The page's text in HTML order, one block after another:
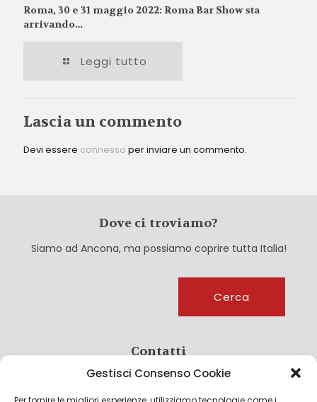
Gestisci Consenso Cookie
Roma, 30 e 31 maggio 2022: Roma Bar Show sta
arrivando…
Leggi tutto
Lascia un commento
Devi essere connesso per inviare un commento.
Dove ci troviamo?
Siamo ad Ancona, ma possiamo coprire tutta Italia!
Cerca
Contatti
info@culturagroalimentare.com